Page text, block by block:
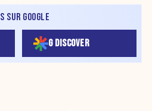
SUR GOOGLE
G DISCOVER